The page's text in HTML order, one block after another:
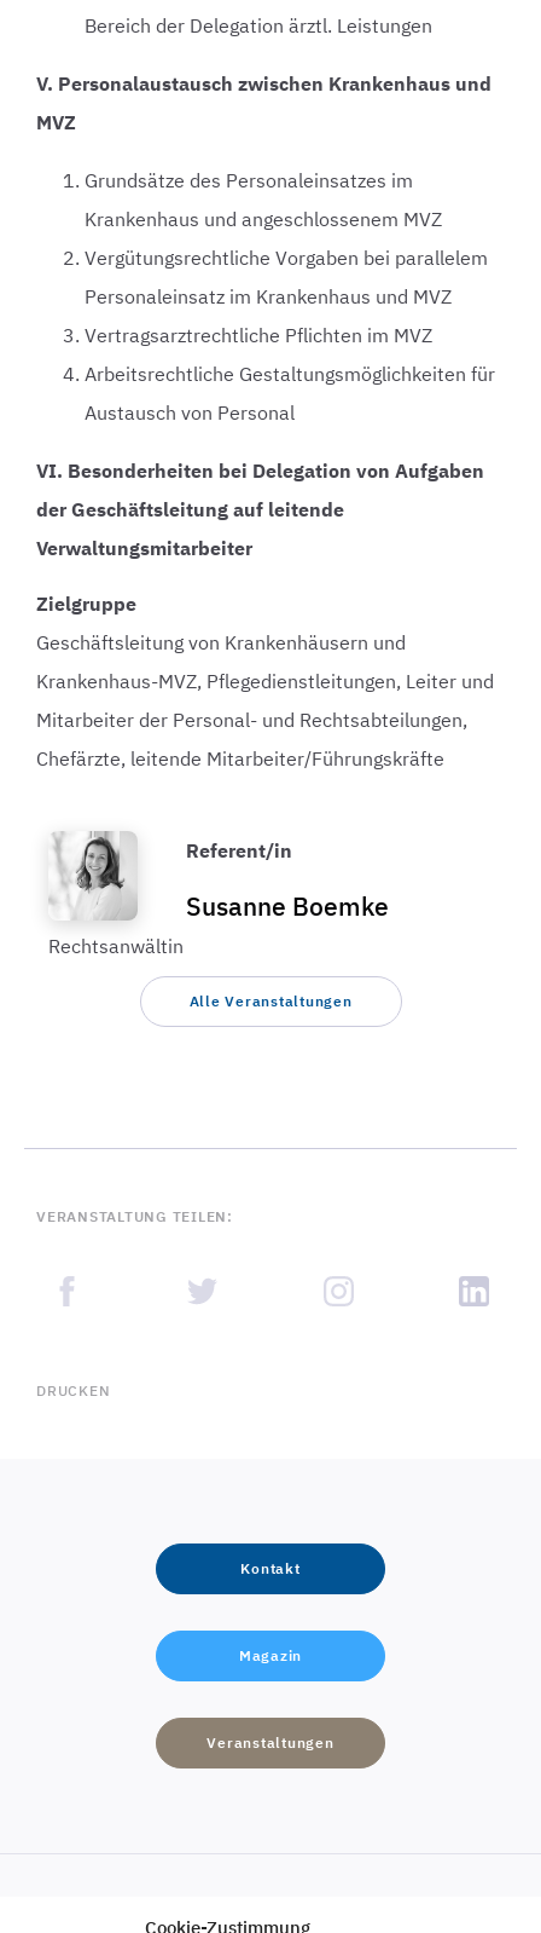
Cookie-Zustimmung
Bereich der Delegation ärztl. Leistungen
V. Personalaustausch zwischen Krankenhaus und
MVZ
Grundsätze des Personaleinsatzes im
Krankenhaus und angeschlossenem MVZ
Vergütungsrechtliche Vorgaben bei parallelem
Personaleinsatz im Krankenhaus und MVZ
Vertragsarztrechtliche Pflichten im MVZ
Arbeitsrechtliche Gestaltungsmöglichkeiten für
Austausch von Personal
VI. Besonderheiten bei Delegation von Aufgaben
der Geschäftsleitung auf leitende
Verwaltungsmitarbeiter
Zielgruppe
Geschäftsleitung von Krankenhäusern und
Krankenhaus-MVZ, Pflegedienstleitungen, Leiter und
Mitarbeiter der Personal- und Rechtsabteilungen,
Chefärzte, leitende Mitarbeiter/Führungskräfte
Referent/in
Susanne Boemke
Rechtsanwältin
Alle Veranstaltungen
VERANSTALTUNG TEILEN:
DRUCKEN
Kontakt
Magazin
Veranstaltungen